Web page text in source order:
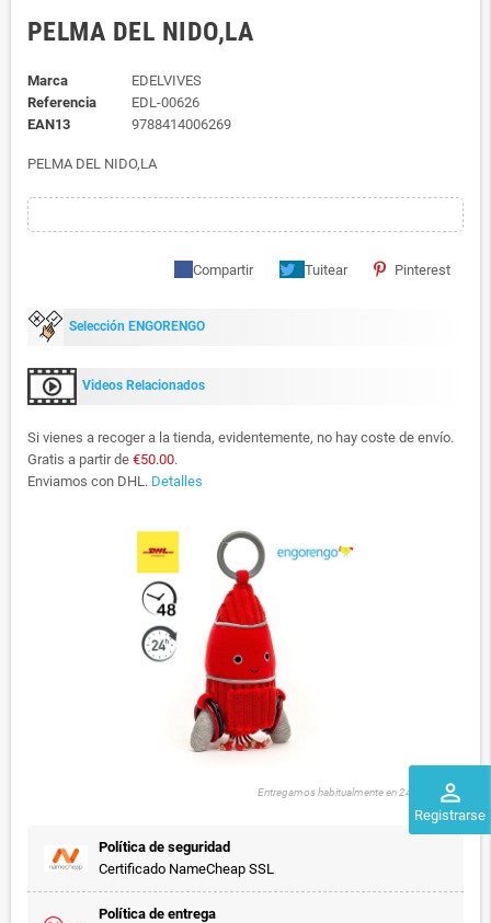
perm_identity
Registrarse
PELMA DEL NIDO,LA
Marca
EDELVIVES
Referencia
EDL-00626
EAN13
9788414006269
PELMA DEL NIDO,LA
Compartir Tuitear Pinterest
Selección ENGORENGO
Videos Relacionados
Si vienes a recoger a la tienda, evidentemente, no hay coste de envío.
Gratis a partir de €50.00.
Enviamos con DHL. Detalles
Entregamos habitualmente en 24 a 48 horas
Política de seguridad
Certificado NameCheap SSL
Política de entrega